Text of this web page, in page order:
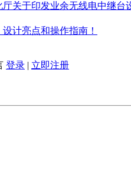
厅关于印发业余无线电中继
计亮点和操作指南！
登录 | 立即注册